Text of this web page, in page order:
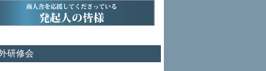
研修会